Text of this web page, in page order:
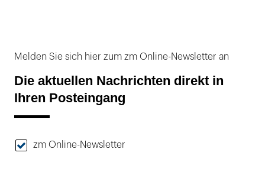
Melden Sie sich hier zum zm Online-Newsletter an
Die aktuellen Nachrichten direkt in
Ihren Posteingang
zm Online-Newsletter